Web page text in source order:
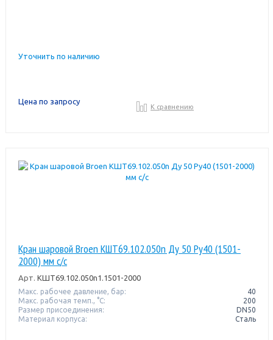
Уточнить по наличию
Цена по запросу
К сравнению
Кран шаровой Broen КШТ69.102.050n Ду 50 Pу40 (1501-
2000) мм с/с
Арт. КШТ69.102.050n1.1501-2000
Макс. рабочее давление, бар:
40
Макс. рабочая темп., °С:
200
Размер присоединения:
DN50
Материал корпуса:
Сталь